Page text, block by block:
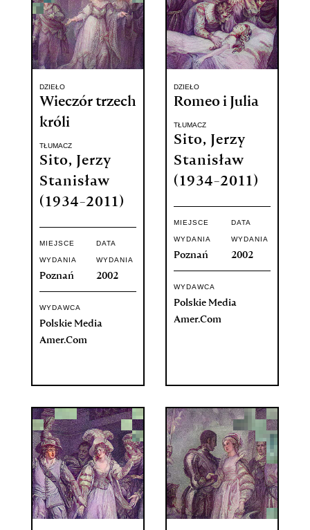
DZIEŁO
Wieczór trzech
króli
TŁUMACZ
Sito, Jerzy
Stanisław
(1934-2011)
MIEJSCE
WYDANIA
Poznań
DATA
WYDANIA
2002
WYDAWCA
Polskie Media
Amer.Com
DZIEŁO
Romeo i Julia
TŁUMACZ
Sito, Jerzy
Stanisław
(1934-2011)
MIEJSCE
WYDANIA
Poznań
DATA
WYDANIA
2002
WYDAWCA
Polskie Media
Amer.Com